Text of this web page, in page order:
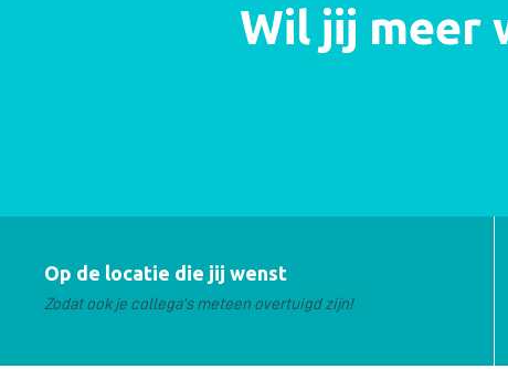
Wil jij meer
Op de locatie die jij wenst
Zodat ook je collega's meteen overtuigd zijn!